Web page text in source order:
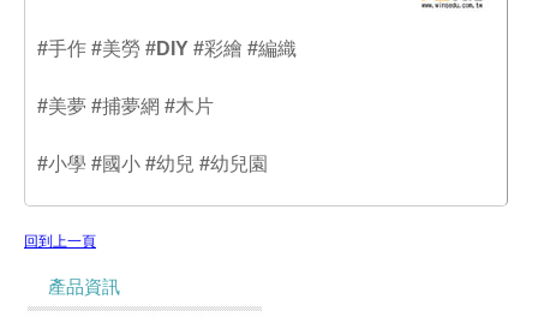
#手作 #美勞 #DIY #彩繪 #編織
#美夢 #捕夢網 #木片
#小學 #國小 #幼兒 #幼兒園
回到上一頁
產品資訊